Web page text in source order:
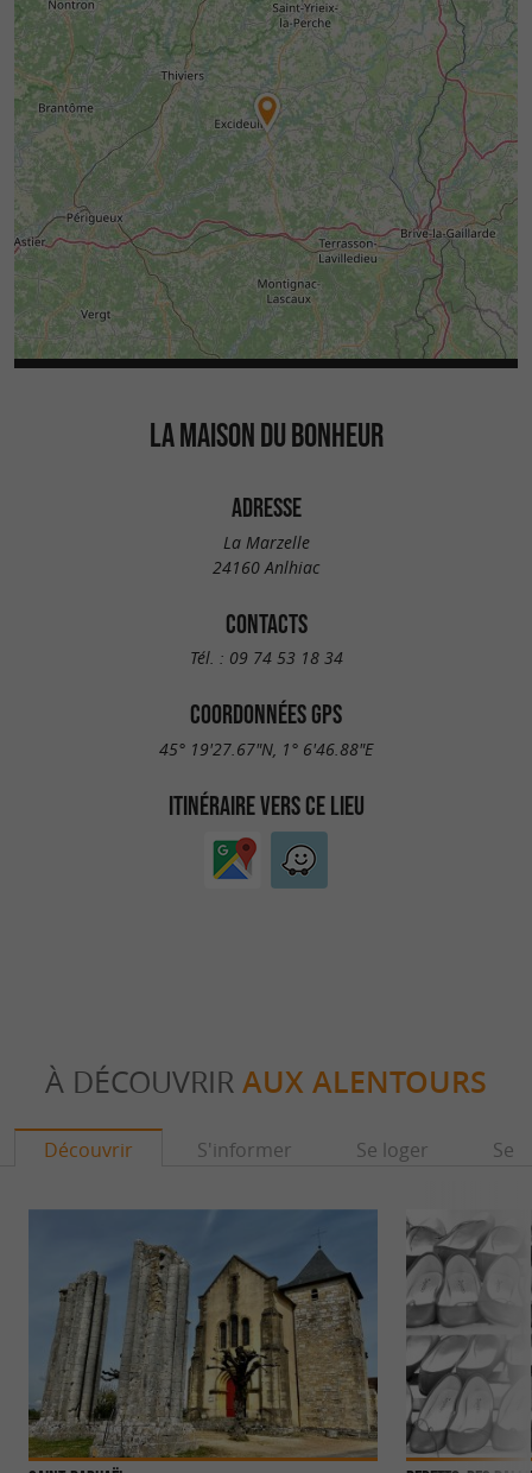
LA MAISON DU BONHEUR
ADRESSE
La Marzelle
24160 Anlhiac
CONTACTS
Tél. : 09 74 53 18 34
COORDONNÉES GPS
45° 19'27.67"N, 1° 6'46.88"E
ITINÉRAIRE VERS CE LIEU
À DÉCOUVRIR AUX ALENTOURS
Découvrir S'informer Se loger Se